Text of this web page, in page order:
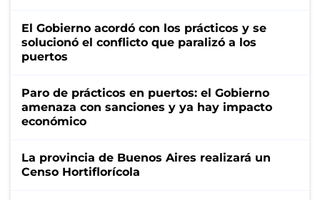
El Gobierno acordó con los prácticos y se
solucionó el conflicto que paralizó a los
puertos
Paro de prácticos en puertos: el Gobierno
amenaza con sanciones y ya hay impacto
económico
La provincia de Buenos Aires realizará un
Censo Hortiflorícola